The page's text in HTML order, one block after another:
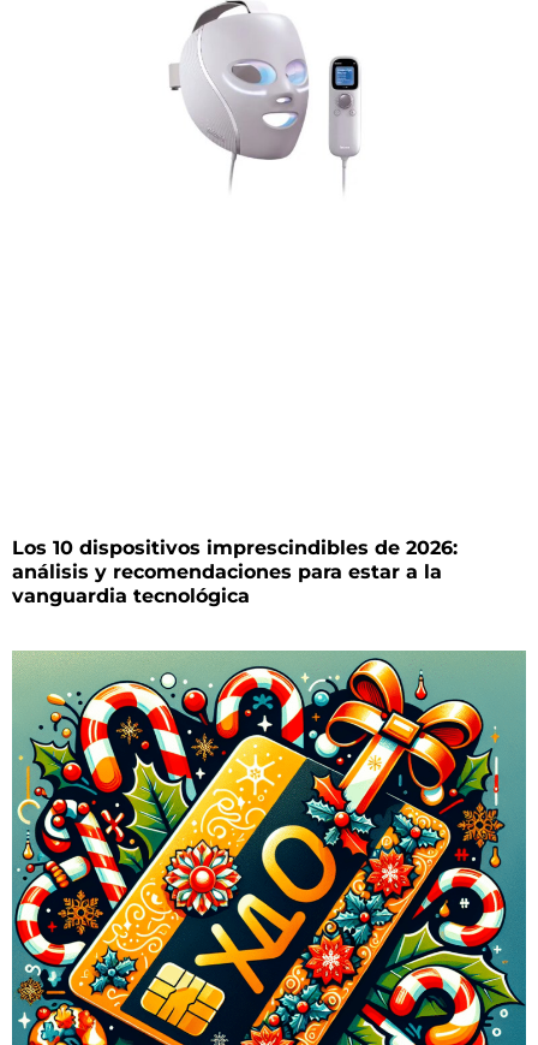
Los 10 dispositivos imprescindibles de 2026:
análisis y recomendaciones para estar a la
vanguardia tecnológica